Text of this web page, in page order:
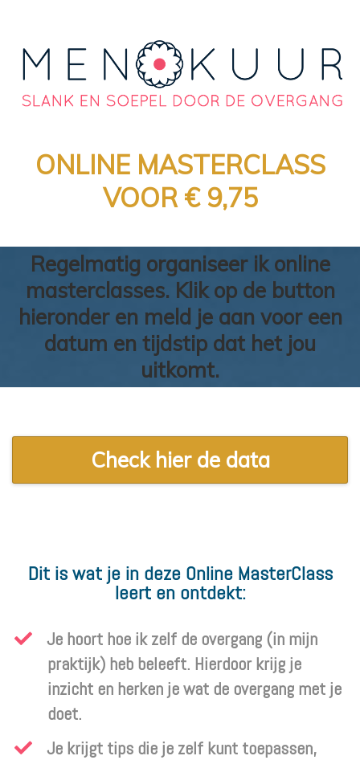
ONLINE MASTERCLASS
VOOR € 9,75
Regelmatig organiseer ik online
masterclasses. Klik op de button
hieronder en meld je aan voor een
datum en tijdstip dat het jou
uitkomt.
Check hier de data
Dit is wat je in deze Online MasterClass
leert en ontdekt:
Je hoort hoe ik zelf de overgang (in mijn
praktijk) heb beleeft. Hierdoor krijg je
inzicht en herken je wat de overgang met je
doet.
​Je krijgt tips die je zelf kunt toepassen,